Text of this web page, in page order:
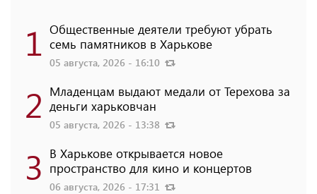
1 Общественные деятели требуют убрать
семь памятников в Харькове
05 августа, 2026 - 16:10
2 Младенцам выдают медали от Терехова за
деньги харьковчан
05 августа, 2026 - 13:38
3 В Харькове открывается новое
пространство для кино и концертов
06 августа, 2026 - 17:31